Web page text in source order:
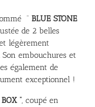
” BLUE STONE
de 2 belles
légèrement
embouchures et
également de
exceptionnel !
“, coupé en